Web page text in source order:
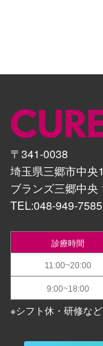
〒341-0038
埼玉県三郷市中央
ブランズ三郷中央
TEL:048-949-7585
診療時間
11:00~20:00
9:00~18:00
※シフト休・研修な